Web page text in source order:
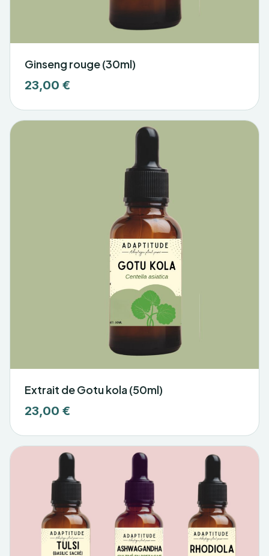
Ginseng rouge (30ml)
23,00 €
Extrait de Gotu kola (50ml)
23,00 €